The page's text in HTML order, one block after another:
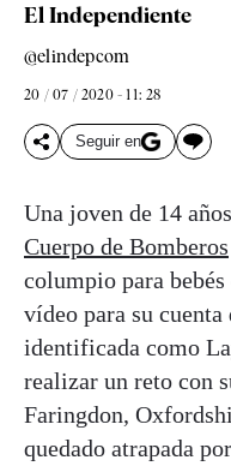
El Independiente
@elindepcom
20 / 07 / 2020 - 11: 28
Seguir en
Una joven de 14
Cuerpo de Bomberos
columpio para
vídeo para su cuenta
identificada como
realizar un reto con
Faringdon,
quedado atrapada